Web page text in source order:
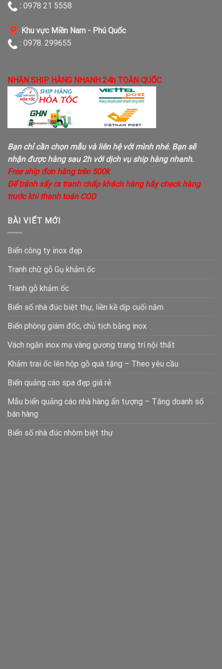
: 0978 21 5558
Khu vực Miền Nam - Phú Quốc
: 0978. 299655
NHẬN SHIP HÀNG NHANH 24h TOÀN QUỐC
Bạn chỉ cần chọn mẫu và liên hệ với mình nhé. Bạn sẽ
nhận được hàng sau 2h với dịch vụ ship hàng nhanh.
Free ship đơn hàng trên 500k
Để tránh xẩy ra tranh chấp khách hàng hãy check hàng
trước khi thanh toán COD
BÀI VIẾT MỚI
Biển công ty inox đẹp
Tranh chữ gỗ Gụ khảm ốc
Tranh gỗ khảm ốc
Biển số nhà đúc biệt thự, liền kề dịp cuối năm
Biển phòng giám đốc, chủ tịch bằng inox
Vách ngăn inox mạ vàng gương trang trí nội thất
Khảm trai ốc lên hộp gỗ quà tặng – Theo yêu cầu
Biển quảng cáo spa đẹp giá rẻ
Mẫu biển quảng cáo nhà hàng ấn tượng – Tăng doanh số
bán hàng
Biển số nhà đúc nhôm biệt thự